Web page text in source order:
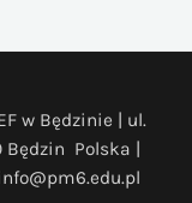
w Będzinie | ul.
Będzin Polska |